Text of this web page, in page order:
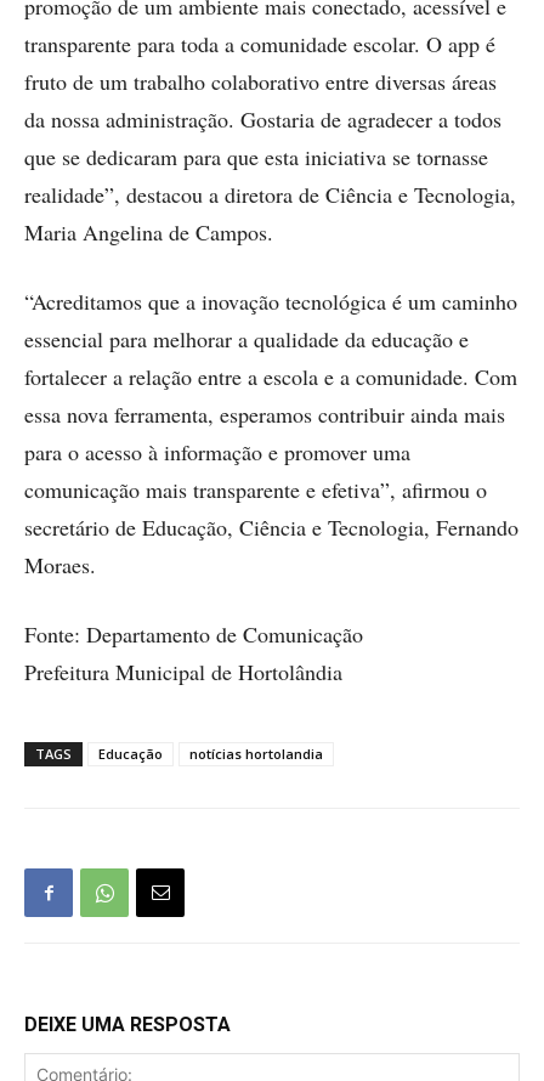
promoção de um ambiente mais conectado, acessível e
transparente para toda a comunidade escolar. O app é
fruto de um trabalho colaborativo entre diversas áreas
da nossa administração. Gostaria de agradecer a todos
que se dedicaram para que esta iniciativa se tornasse
realidade”, destacou a diretora de Ciência e Tecnologia,
Maria Angelina de Campos.
“Acreditamos que a inovação tecnológica é um caminho
essencial para melhorar a qualidade da educação e
fortalecer a relação entre a escola e a comunidade. Com
essa nova ferramenta, esperamos contribuir ainda mais
para o acesso à informação e promover uma
comunicação mais transparente e efetiva”, afirmou o
secretário de Educação, Ciência e Tecnologia, Fernando
Moraes.
Fonte: Departamento de Comunicação
Prefeitura Municipal de Hortolândia
TAGS Educação notícias hortolandia
DEIXE UMA RESPOSTA